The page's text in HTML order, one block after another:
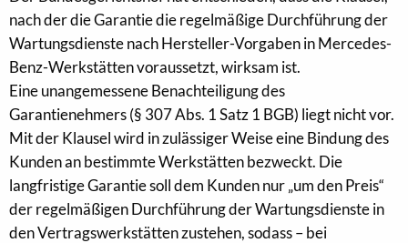
nach der die Garantie die regelmäßige Durchführung der
Wartungsdienste nach Hersteller-Vorgaben in Mercedes-
Benz-Werkstätten voraussetzt, wirksam ist.
Eine unangemessene Benachteiligung des
Garantienehmers (§ 307 Abs. 1 Satz 1 BGB) liegt nicht vor.
Mit der Klausel wird in zulässiger Weise eine Bindung des
Kunden an bestimmte Werkstätten bezweckt. Die
langfristige Garantie soll dem Kunden nur „um den Preis“
der regelmäßigen Durchführung der Wartungsdienste in
den Vertragswerkstätten zustehen, sodass – bei